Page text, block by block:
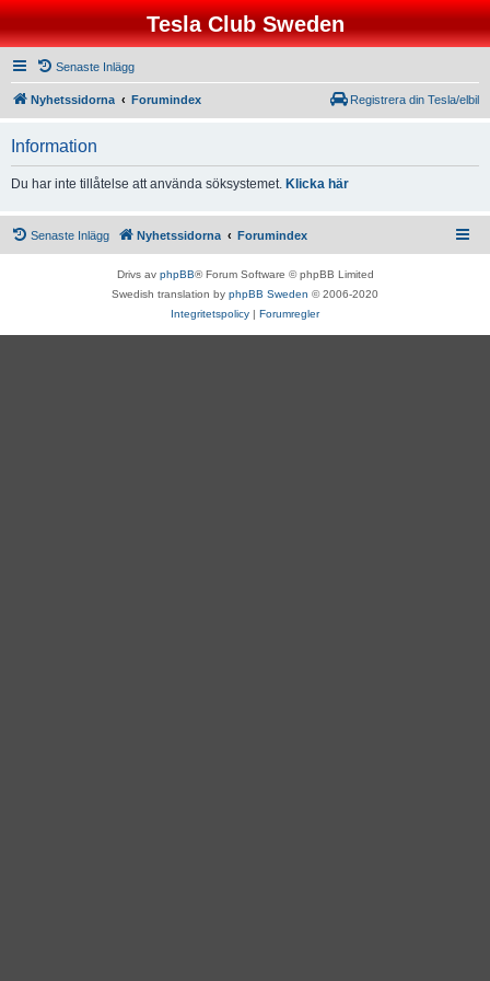
Tesla Club Sweden
Senaste Inlägg
Nyhetssidorna Forumindex Registrera din Tesla/elbil
Information
Du har inte tillåtelse att använda söksystemet. Klicka här
Senaste Inlägg Nyhetssidorna Forumindex
Drivs av phpBB® Forum Software © phpBB Limited
Swedish translation by phpBB Sweden © 2006-2020
Integritetspolicy | Forumregler